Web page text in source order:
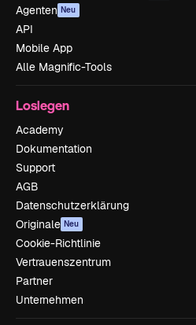
Agenten Neu
API
Mobile App
Alle Magnific-Tools
Loslegen
Academy
Dokumentation
Support
AGB
Datenschutzerklärung
Originale Neu
Cookie-Richtlinie
Vertrauenszentrum
Partner
Unternehmen